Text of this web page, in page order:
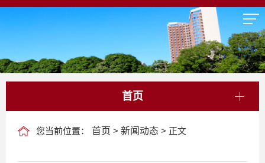
首页
您当前位置： 首页 > 新闻动态 > 正文